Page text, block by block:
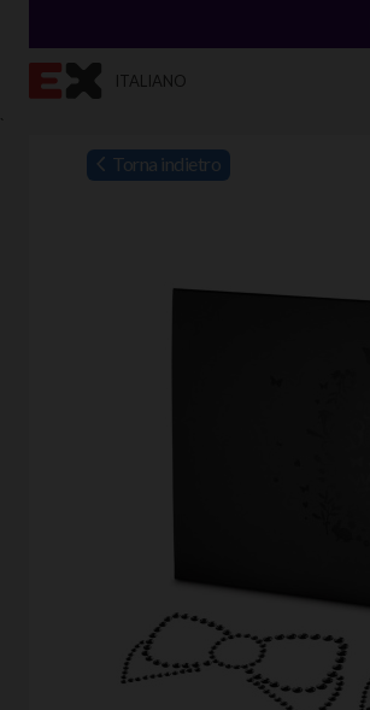
`
ITALIANO
Torna indietro